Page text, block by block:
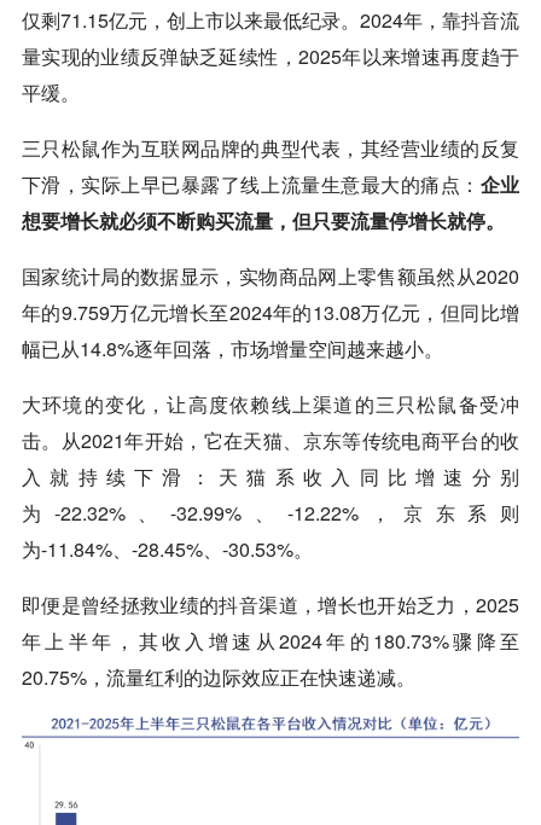
仅剩71.15亿元，创上市以来最低纪录。2024年，靠抖音流
量实现的业绩反弹缺乏延续性，2025年以来增速再度趋于
平缓。
三只松鼠作为互联网品牌的典型代表，其经营业绩的反复
下滑，实际上早已暴露了线上流量生意最大的痛点： 企业
想要增长就必须不断购买流量，但只要流量停增长就停。
国家统计局的数据显示，实物商品网上零售额虽然从2020
年的9.759万亿元增长至2024年的13.08万亿元，但同比增
幅已从14.8%逐年回落，市场增量空间越来越小。
大环境的变化，让高度依赖线上渠道的三只松鼠备受冲
击。从2021年开始，它在天猫、 京东等传统电商平台的收
入就持续下滑：天猫系收入同比增速分别
为-22.32%、-32.99%、-12.22%， 京东 系则
为-11.84%、-28.45%、-30.53%。
即便是曾经拯救业绩的抖音渠道，增长也开始乏力，2025
年上半年，其收入增速从2024年的180.73%骤降至
20.75%，流量红利的边际效应正在快速递减。